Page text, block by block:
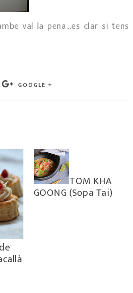
val la pena...es clar si tens
GOOGLE +
TOM KHA
GOONG (Sopa Tai)